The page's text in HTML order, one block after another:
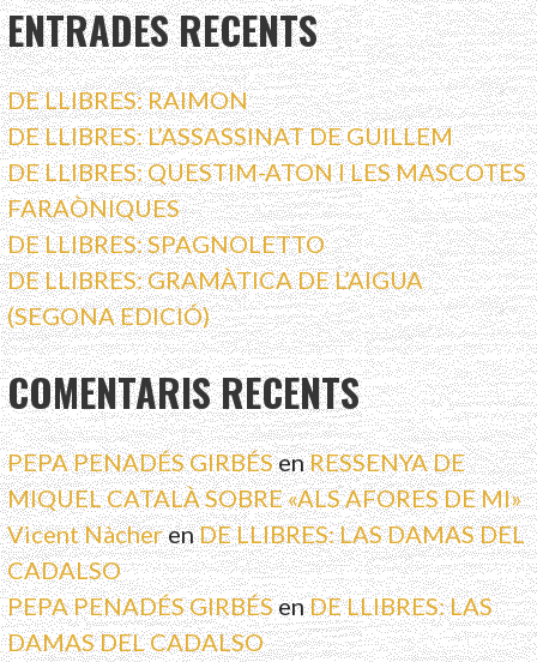
ENTRADES RECENTS
DE LLIBRES: RAIMON
DE LLIBRES: L’ASSASSINAT DE GUILLEM
DE LLIBRES: QUESTIM-ATON I LES MASCOTES
FARAÒNIQUES
DE LLIBRES: SPAGNOLETTO
DE LLIBRES: GRAMÀTICA DE L’AIGUA
(SEGONA EDICIÓ)
COMENTARIS RECENTS
PEPA PENADÉS GIRBÉSenRESSENYA DE
MIQUEL CATALÀ SOBRE «ALS AFORES DE MI»
Vicent NàcherenDE LLIBRES: LAS DAMAS DEL
CADALSO
PEPA PENADÉS GIRBÉSenDE LLIBRES: LAS
DAMAS DEL CADALSO